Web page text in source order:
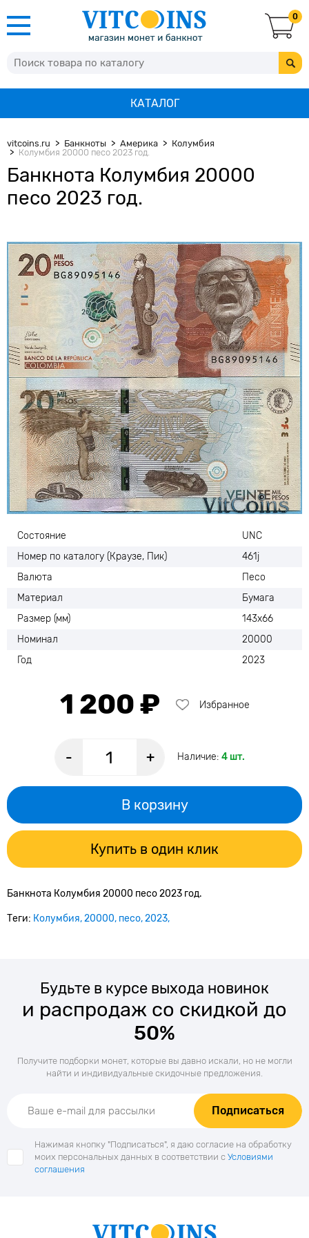
0
КАТАЛОГ
vitcoins.ru Банкноты Америка
Колумбия
Колумбия 20000 песо 2023 год.
Банкнота Колумбия 20000
песо 2023 год.
Состояние
UNC
Номер по каталогу (Краузе, Пик)
461j
Валюта
Песо
Материал
Бумага
Размер (мм)
143х66
Номинал
20000
Год
2023
1 200 ₽ Избранное
- + Наличие: 4 шт.
В корзину
Купить в один клик
Банкнота Колумбия 20000 песо 2023 год.
Теги: Колумбия 20000 песо 2023
Будьте в курсе выхода новинок
и распродаж со скидкой до
50%
Получите подборки монет, которые вы давно искали, но не могли
найти и индивидуальные скидочные предложения.
Подписаться
Нажимая кнопку "Подписаться", я даю согласие на обработку
моих персональных данных в соответствии с Условиями
соглашения